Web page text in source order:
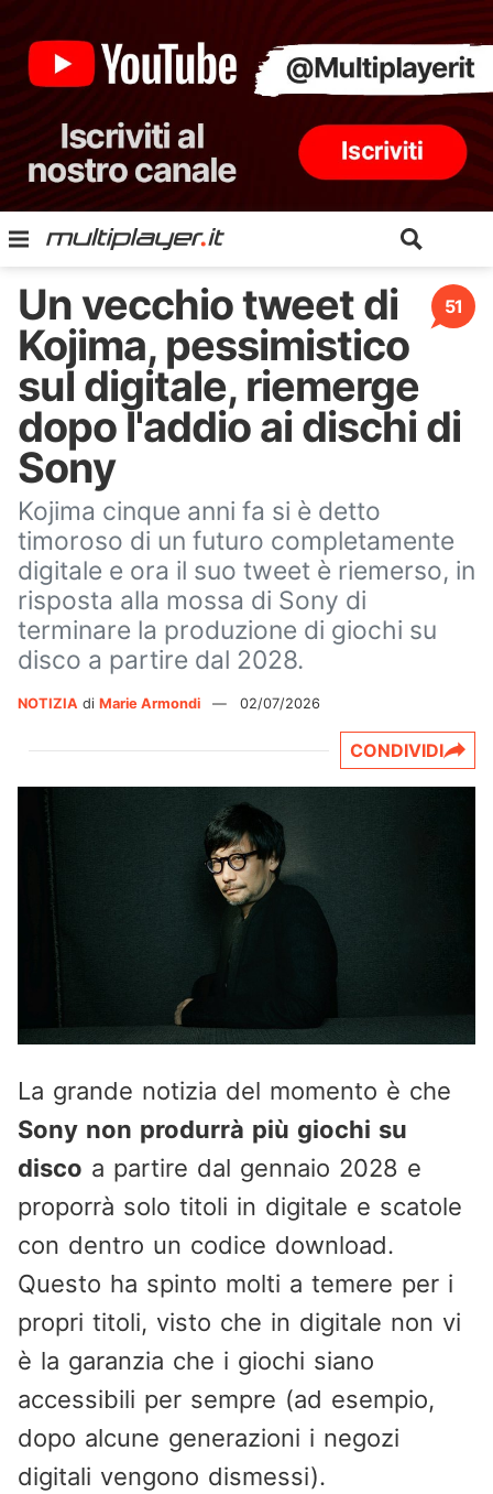
51
Un vecchio tweet di
Kojima, pessimistico
sul digitale, riemerge
dopo l'addio ai dischi di
Sony
Kojima cinque anni fa si è detto
timoroso di un futuro completamente
digitale e ora il suo tweet è riemerso, in
risposta alla mossa di Sony di
terminare la produzione di giochi su
disco a partire dal 2028.
NOTIZIA di Marie Armondi — 02/07/2026
CONDIVIDI
La grande notizia del momento è che
Sony non produrrà più giochi su
disco a partire dal gennaio 2028 e
proporrà solo titoli in digitale e scatole
con dentro un codice download.
Questo ha spinto molti a temere per i
propri titoli, visto che in digitale non vi
è la garanzia che i giochi siano
accessibili per sempre (ad esempio,
dopo alcune generazioni i negozi
digitali vengono dismessi).